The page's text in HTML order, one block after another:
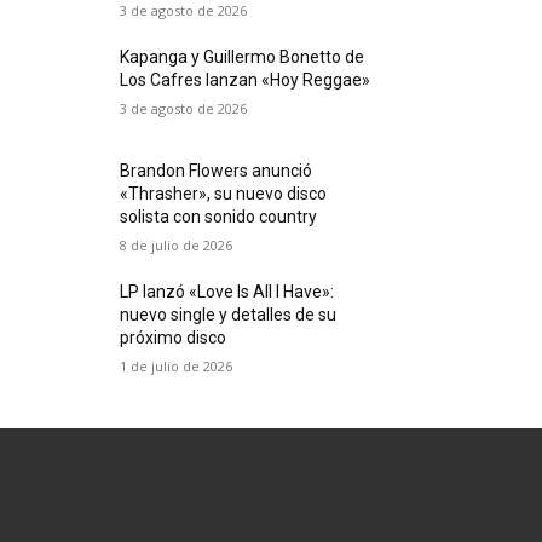
3 de agosto de 2026
Kapanga y Guillermo Bonetto de
Los Cafres lanzan «Hoy Reggae»
3 de agosto de 2026
Brandon Flowers anunció
«Thrasher», su nuevo disco
solista con sonido country
8 de julio de 2026
LP lanzó «Love Is All I Have»:
nuevo single y detalles de su
próximo disco
1 de julio de 2026